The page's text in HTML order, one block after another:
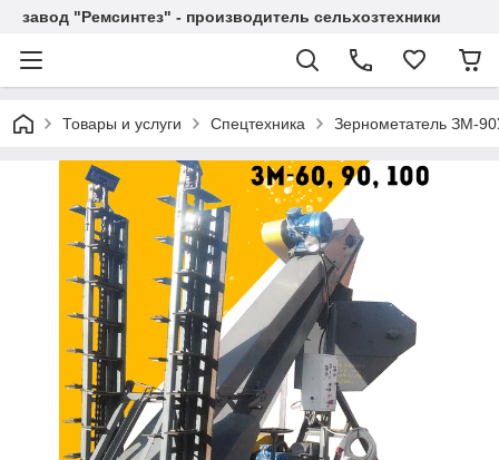
завод "Ремсинтез" - производитель сельхозтехники
Товары и услуги Спецтехника Зернометатель ЗМ-